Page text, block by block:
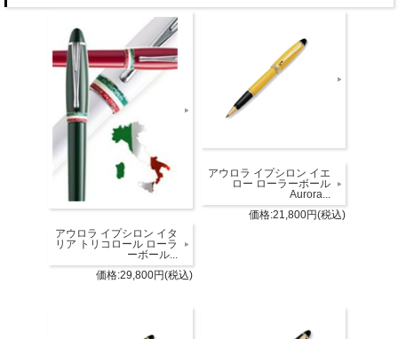
アウロラ イプシロン イタ
リア トリコロール ローラ
ーボール...
価格:29,800円(税込)
アウロラ イプシロン イエ
ロー ローラーボール
Aurora...
価格:21,800円(税込)